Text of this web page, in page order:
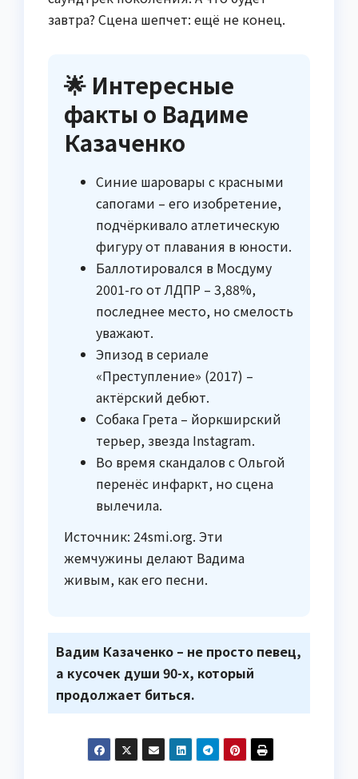
завтра? Сцена шепчет: ещё не конец.
🌟 Интересные
факты о Вадиме
Казаченко
Синие шаровары с красными
сапогами – его изобретение,
подчёркивало атлетическую
фигуру от плавания в юности.
Баллотировался в Мосдуму
2001-го от ЛДПР – 3,88%,
последнее место, но смелость
уважают.
Эпизод в сериале
«Преступление» (2017) –
актёрский дебют.
Собака Грета – йоркширский
терьер, звезда Instagram.
Во время скандалов с Ольгой
перенёс инфаркт, но сцена
вылечила.
Источник: 24smi.org. Эти
жемчужины делают Вадима
живым, как его песни.
Вадим Казаченко – не просто певец,
а кусочек души 90-х, который
продолжает биться.